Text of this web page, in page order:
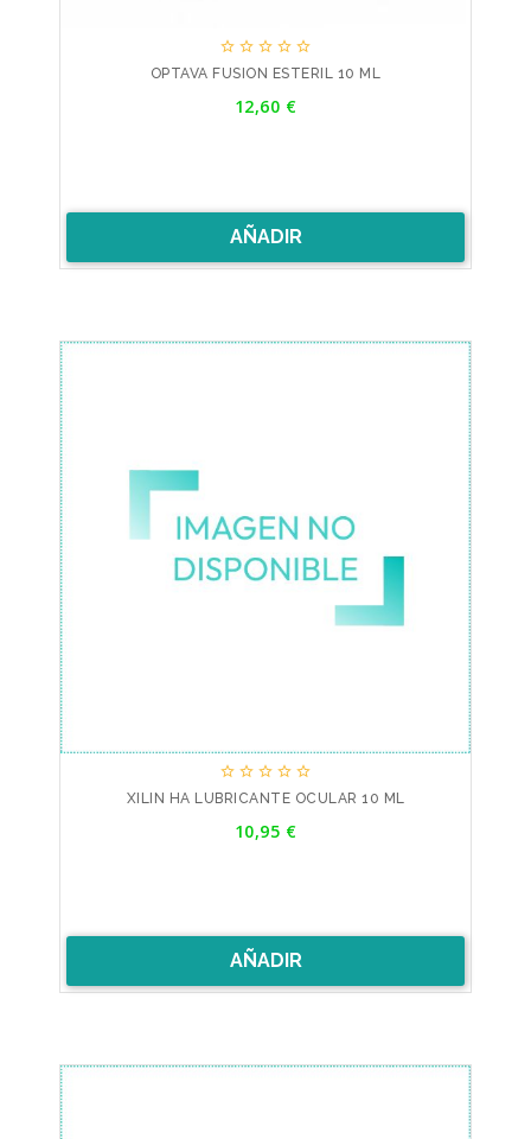
    
OPTAVA FUSION ESTERIL 10 ML
12,60 €
AÑADIR
    
XILIN HA LUBRICANTE OCULAR 10 ML
10,95 €
AÑADIR